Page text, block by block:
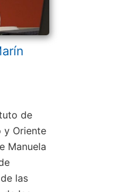
de
y Oriente
Manuela
las